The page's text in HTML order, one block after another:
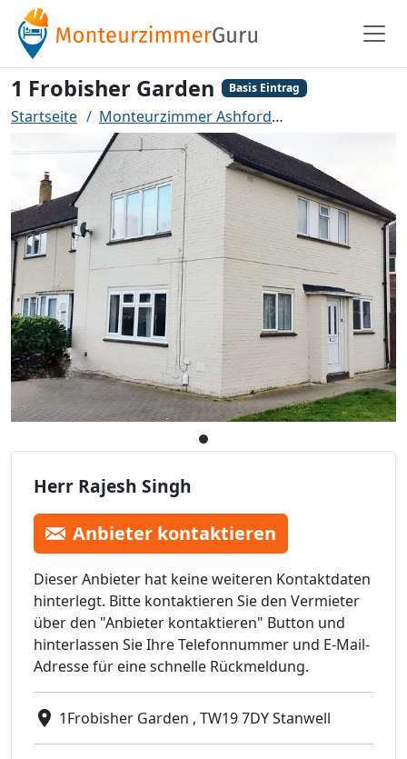
1 Frobisher Garden Basis Eintrag
Startseite Monteurzimmer Ashford
Herr Rajesh Singh
Anbieter kontaktieren
Dieser Anbieter hat keine weiteren Kontaktdaten
hinterlegt. Bitte kontaktieren Sie den Vermieter
über den "Anbieter kontaktieren" Button und
hinterlassen Sie Ihre Telefonnummer und E-Mail-
Adresse für eine schnelle Rückmeldung.
1Frobisher Garden , TW19 7DY Stanwell